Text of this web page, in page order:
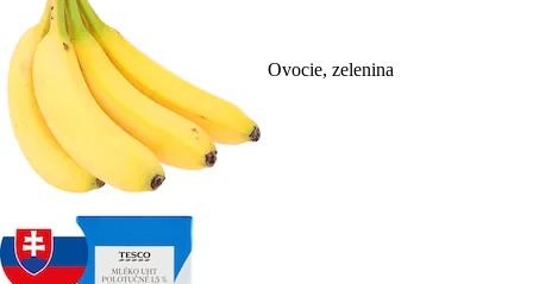
Ovocie, zelenina